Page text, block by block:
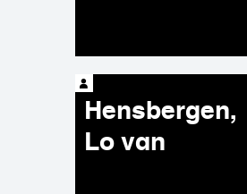
Hensbergen,
Lo van